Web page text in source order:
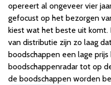
opereert al ongeveer vier
gefocust op het bezorgen
kiest wat het beste uit
van distributie zijn zo laag
boodschappen een lage
boodschappenradar tot op
de boodschappen worden